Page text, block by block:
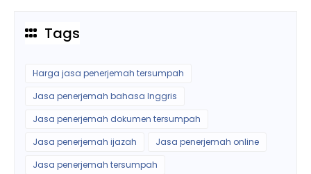
Tags
Harga jasa penerjemah tersumpah
Jasa penerjemah bahasa Inggris
Jasa penerjemah dokumen tersumpah
Jasa penerjemah ijazah
Jasa penerjemah online
Jasa penerjemah tersumpah